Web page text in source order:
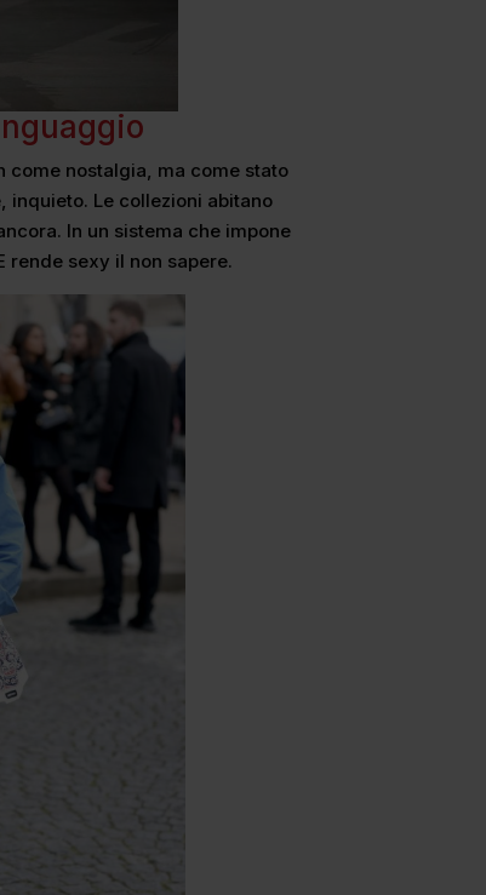
come nostalgia, ma come stato
Le collezioni abitano
In un sistema che impone
rende sexy il non sapere.